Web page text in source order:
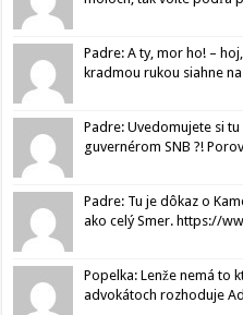
Padre: A ty, mor ho! –
kradmou rukou siahne
Padre: Uvedomujete si
guvernérom SNB ?!
Padre: Tu je dôkaz o
ako celý Smer. https://
Popelka: Lenže nemá to
advokátoch rozhoduje